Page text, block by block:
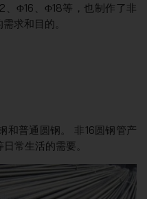
Φ16、Φ18等，也制作了非
求和目的。
和普通圆钢。 非16圆钢管产
常生活的需要。